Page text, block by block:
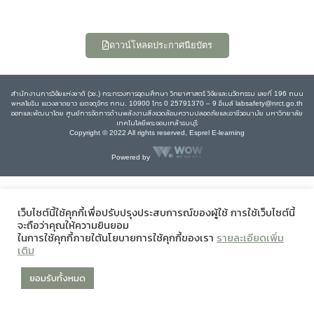
ดาวน์โหลดประกาศนียบัตร
สำนักงานการวิจัยแห่งชาติ (วช.) กระทรวงการอุดมศึกษา วิทยาศาสตร์ วิจัยและนวัตกรรม เลขที่ 196 ถนน
พหลโยธิน แขวงลาดยาว เขตจตุจักร กทม. 10900 โทร 0 25791370 – 9 อีเมล์ labsafety@nrct.go.th
ออกและพัฒนาโดย ศูนย์การจัดการด้านพลังงานสิ่งแวดล้อมความปลอดภัยและอาชีวอนามัย มหาวิทยาลัย
เทคโนโลยีพระจอมเกล้าธนบุรี
Copyright © 2022 All rights reserved, Esprel E-learning
Powered by
เว็บไซต์นี้ใช้คุกกี้เพื่อปรับปรุงประสบการณ์ของผู้ใช้ การใช้เว็บไซต์นี้
จะถือว่าคุณให้ความยินยอม
ในการใช้คุกกี้ภายใต้นโยบายการใช้คุกกี้ของเรา รายละเอียดเพิ่ม
เติม
ยอมรับทั้งหมด